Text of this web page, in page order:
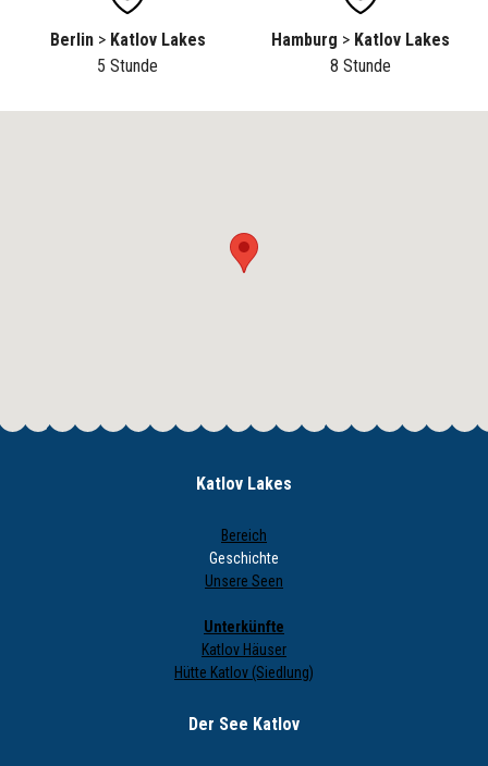
Berlin >Katlov Lakes
5 Stunde
Hamburg > Katlov Lakes
8 Stunde
Katlov Lakes
Bereich
Geschichte
Unsere Seen
Unterkünfte
Katlov Häuser
Hütte Katlov (Siedlung)
Der See Katlov